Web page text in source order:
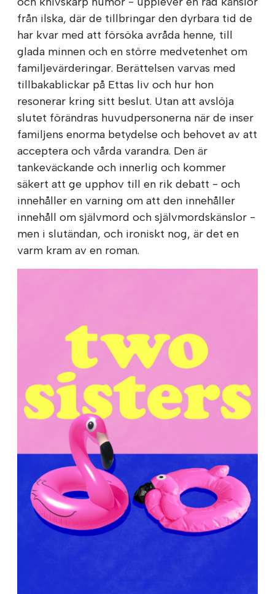
från ilska, där de tillbringar den dyrbara tid de
har kvar med att försöka avråda henne, till
glada minnen och en större medvetenhet om
familjevärderingar. Berättelsen varvas med
tillbakablickar på Ettas liv och hur hon
resonerar kring sitt beslut. Utan att avslöja
slutet förändras huvudpersonerna när de inser
familjens enorma betydelse och behovet av att
acceptera och vårda varandra. Den är
tankeväckande och innerlig och kommer
säkert att ge upphov till en rik debatt - och
innehåller en varning om att den innehåller
innehåll om självmord och självmordskänslor -
men i slutändan, och ironiskt nog, är det en
varm kram av en roman.